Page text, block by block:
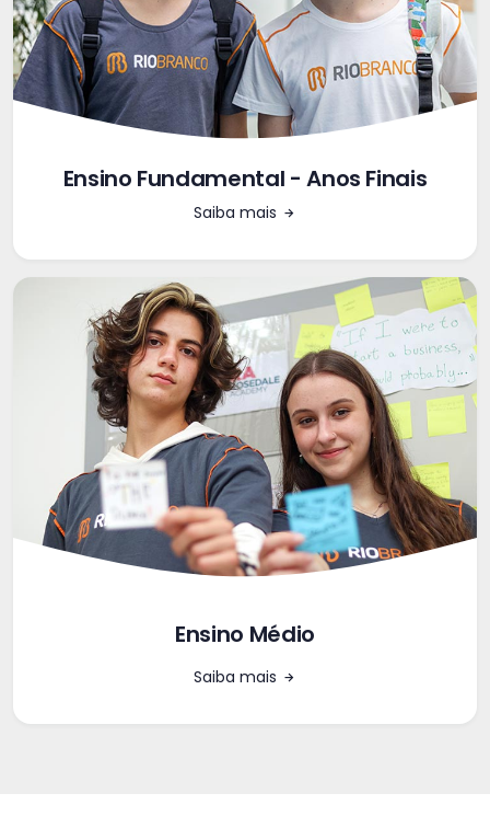
Ensino Fundamental - Anos Finais
Saiba mais
Ensino Médio
Saiba mais